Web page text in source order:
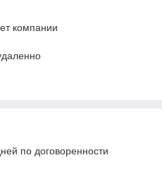
компании
по договоренности